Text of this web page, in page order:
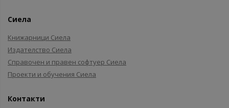
Сиела
Книжарници Сиела
Издателство Сиела
Справочен и правен софтуер Сиела
Проекти и обучения Сиела
Контакти